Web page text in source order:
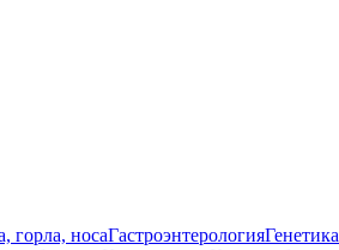
горла, носаГастроэнтерология